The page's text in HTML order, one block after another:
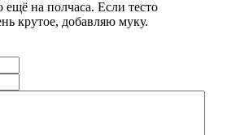
на полчаса. Если тесто
крутое, добавляю муку.